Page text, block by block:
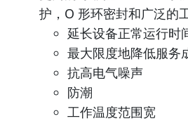
护，O 形环密封和广泛的
延长设备正常运行时
最大限度地降低服务
抗高电气噪声
防潮
工作温度范围宽